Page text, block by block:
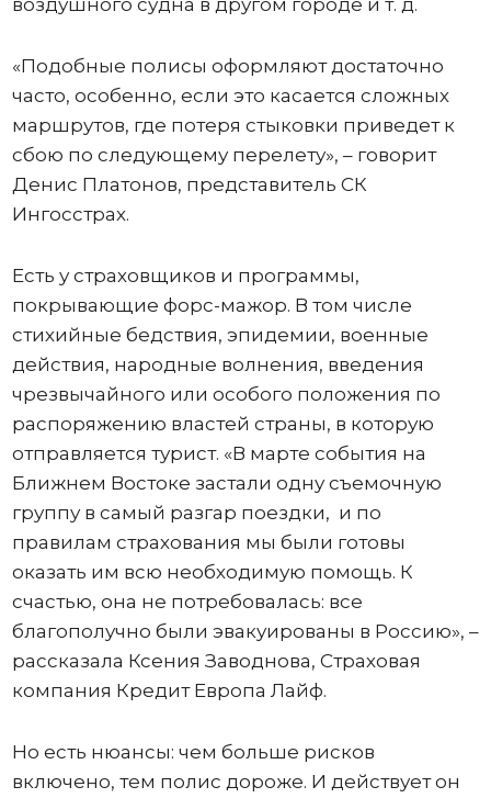
«Подобные полисы оформляют достаточно
часто, особенно, если это касается сложных
маршрутов, где потеря стыковки приведет к
сбою по следующему перелету», – говорит
Денис Платонов, представитель СК
Ингосстрах.
Есть у страховщиков и программы,
покрывающие форс-мажор. В том числе
стихийные бедствия, эпидемии, военные
действия, народные волнения, введения
чрезвычайного или особого положения по
распоряжению властей страны, в которую
отправляется турист. «В марте события на
Ближнем Востоке застали одну съемочную
группу в самый разгар поездки, и по
правилам страхования мы были готовы
оказать им всю необходимую помощь. К
счастью, она не потребовалась: все
благополучно были эвакуированы в Россию», –
рассказала Ксения Заводнова, Страховая
компания Кредит Европа Лайф.
Но есть нюансы: чем больше рисков
включено, тем полис дороже. И действует он